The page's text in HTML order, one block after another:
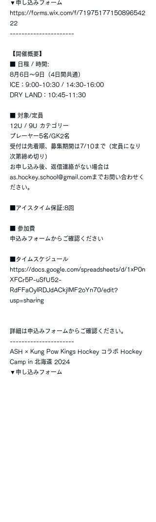
▼申し込みフォーム
https://forms.wix.com/f/71975177150896542
22
----------------------
【開催概要】
■ 日程 / 時間:
8月6日〜9日（4日間共通）
ICE：9:00-10:30 / 14:30-16:00
DRY LAND：10:45-11:30
■ 対象/定員
12U / 9U カテゴリー
プレーヤー5名/GK2名
受付は先着順、募集期間は7/10まで（定員になり
次第締め切り）
お申し込み後、返信連絡がない場合は
as.hockey.school@gmail.comまでお問い合わせく
ださい。
■アイスタイム保証:8回
■ 参加費
申込みフォームからご確認ください
■タイムスケジュール
https://docs.google.com/spreadsheets/d/1xP0n
XFCr5P-uSfU52-
RdFFaOyIRDJdACkjIMF2oYn70/edit?
usp=sharing
詳細は申込みフォームからご確認ください。
----------------------
ASH × Kung Pow Kings Hockey コラボ Hockey
Camp in 北海道 2024
▼申し込みフォーム